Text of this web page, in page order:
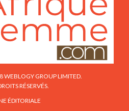
WEBLOGY GROUP LIMITED.
RÉSERVÉS.
ÉDITORIALE